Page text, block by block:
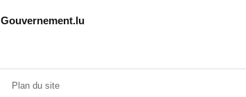
Gouvernement.lu
Plan du site